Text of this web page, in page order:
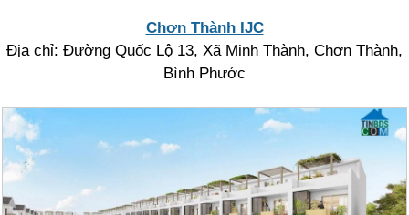
Chơn Thành IJC
Địa chỉ: Đường Quốc Lộ 13, Xã Minh Thành, Chơn Thành,
Bình Phước